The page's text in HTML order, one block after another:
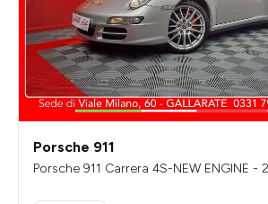
Porsche 911
Porsche 911 Carrera 4S-NEW ENGINE -